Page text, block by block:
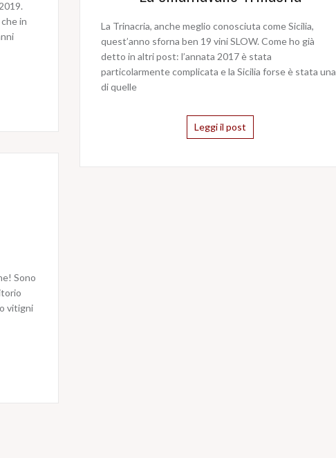
in
La Trinacria, anche meglio conosciuta come Sicilia,
quest’anno sforna ben 19 vini SLOW. Come ho già
detto in altri post: l’annata 2017 è stata
particolarmente complicata e la Sicilia forse è stata una
di quelle
Leggi il post
Sono
vitigni